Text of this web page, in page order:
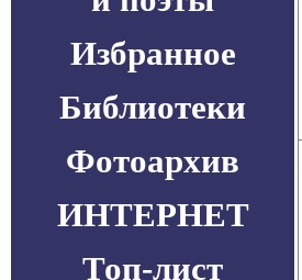
Избранное
Библиотеки
Фотоархив
ИНТЕРНЕТ
Топ-лист